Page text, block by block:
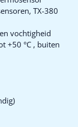
TX-380
vochtigheid
+50 °C , buiten